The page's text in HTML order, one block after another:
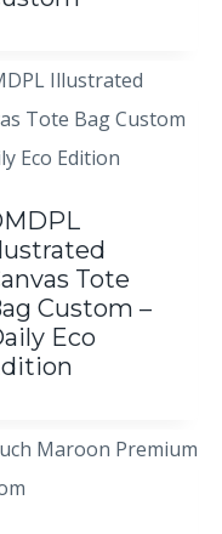
Tote
Custom –
Eco